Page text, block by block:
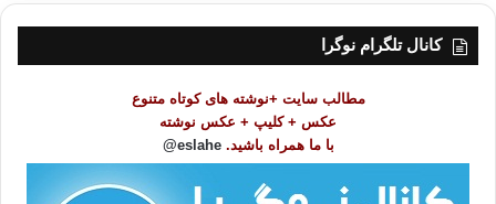
کانال تلگرام نوگرا
مطالب سایت +نوشته های کوتاه متنوع
عکس + کلیپ + عکس نوشته
با ما همراه باشید. eslahe@